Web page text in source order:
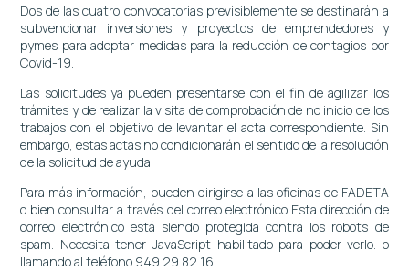
Dos de las cuatro convocatorias previsiblemente se destinarán a
subvencionar inversiones y proyectos de emprendedores y
pymes para adoptar medidas para la reducción de contagios por
Covid-19.
Las solicitudes ya pueden presentarse con el fin de agilizar los
trámites y de realizar la visita de comprobación de no inicio de los
trabajos con el objetivo de levantar el acta correspondiente. Sin
embargo, estas actas no condicionarán el sentido de la resolución
de la solicitud de ayuda.
Para más información, pueden dirigirse a las oficinas de FADETA
o bien consultar a través del correo electrónico Esta dirección de
correo electrónico está siendo protegida contra los robots de
spam. Necesita tener JavaScript habilitado para poder verlo. o
llamando al teléfono 949 29 82 16.